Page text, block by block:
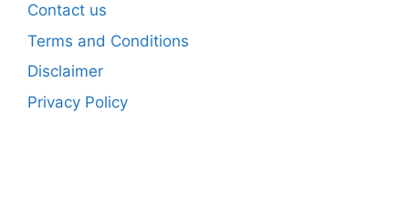
Contact us
Terms and Conditions
Disclaimer
Privacy Policy